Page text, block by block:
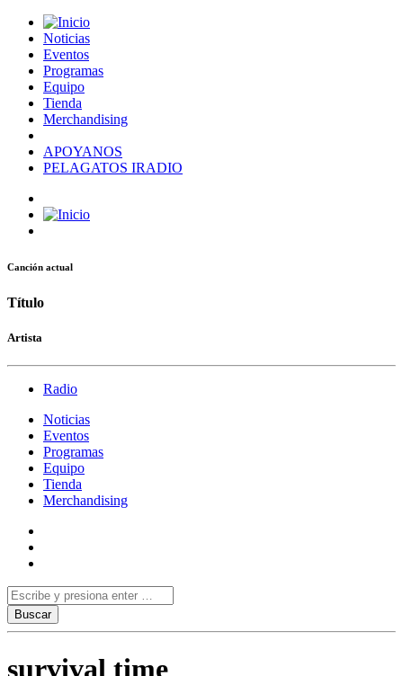
Noticias
Eventos
Programas
Equipo
Tienda
Merchandising
APOYANOS
PELAGATOS IRADIO
Canción actual
Título
Artista
Radio
Noticias
Eventos
Programas
Equipo
Tienda
Merchandising
survival time